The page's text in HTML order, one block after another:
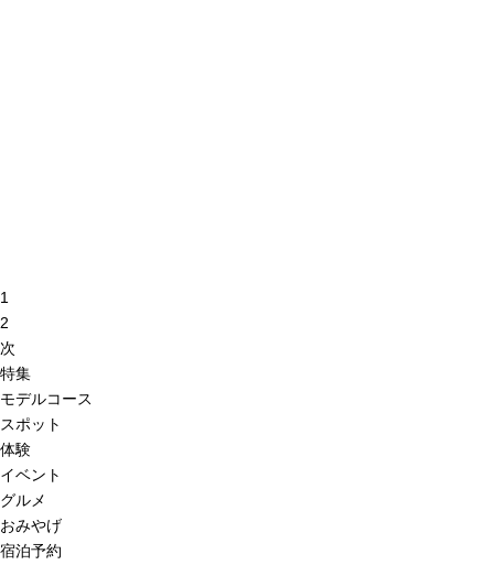
1
2
次
特集
モデルコース
スポット
体験
イベント
グルメ
おみやげ
宿泊予約